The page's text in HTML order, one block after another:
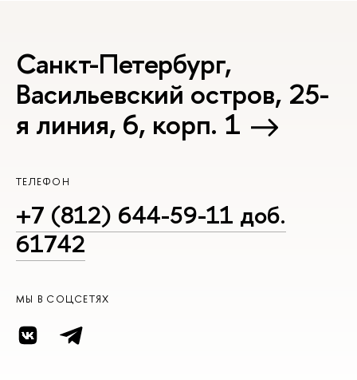
Санкт-Петербург,
Васильевский остров, 25-
я линия, 6, корп. 1
ТЕЛЕФОН
+7 (812) 644-59-11 доб.
61742
МЫ В СОЦСЕТЯХ